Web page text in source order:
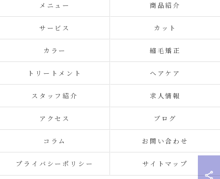
メニュー 商品紹介
サービス カット
カラー 縮毛矯正
トリートメント ヘアケア
スタッフ紹介 求人情報
アクセス ブログ
コラム お問い合わせ
プライバシーポリシー サイトマップ